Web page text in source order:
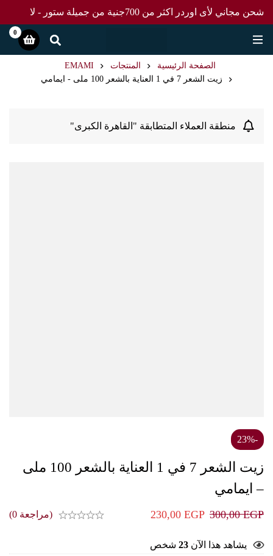
شحن مجاني لأى اوردر اكثر من 700جنية من جميلة ستور - لا
تفوت العرض
0
الصفحة الرئيسية المنتجات
EMAMI
زيت الشعر 7 في 1 العناية بالشعر 100 ملى - ايمامي
منطقة العملاء المتطابقة "القاهرة الكبرى"
زيت الشعر 7 في 1 العناية بالشعر 100 ملى
– ايمامي
300,00EGP
230,00EGP (مراجعة 0)
يشاهد هذا الآن23شخص